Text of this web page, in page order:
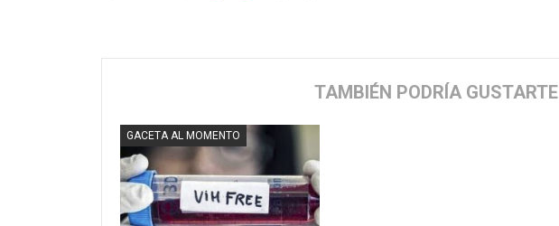
TAMBIÉN PODRÍA GUSTARTE
GACETA AL MOMENTO